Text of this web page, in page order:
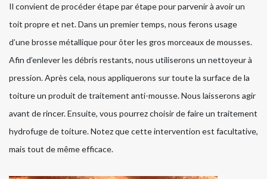
Il convient de procéder étape par étape pour parvenir à avoir un
toit propre et net. Dans un premier temps, nous ferons usage
d’une brosse métallique pour ôter les gros morceaux de mousses.
Afin d’enlever les débris restants, nous utiliserons un nettoyeur à
pression. Après cela, nous appliquerons sur toute la surface de la
toiture un produit de traitement anti-mousse. Nous laisserons agir
avant de rincer. Ensuite, vous pourrez choisir de faire un traitement
hydrofuge de toiture. Notez que cette intervention est facultative,
mais tout de même efficace.